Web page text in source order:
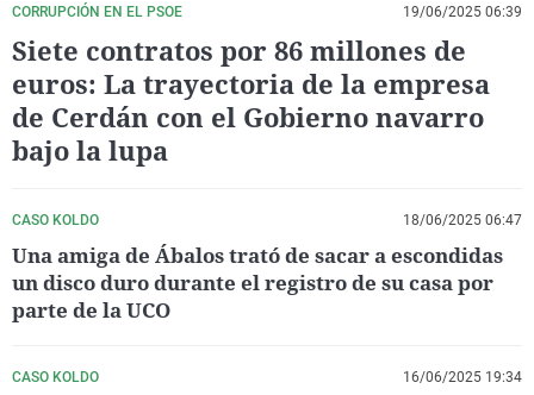
CORRUPCIÓN EN EL PSOE 19/06/2025 06:39
Siete contratos por 86 millones de
euros: La trayectoria de la empresa
de Cerdán con el Gobierno navarro
bajo la lupa
CASO KOLDO 18/06/2025 06:47
Una amiga de Ábalos trató de sacar a escondidas
un disco duro durante el registro de su casa por
parte de la UCO
CASO KOLDO 16/06/2025 19:34